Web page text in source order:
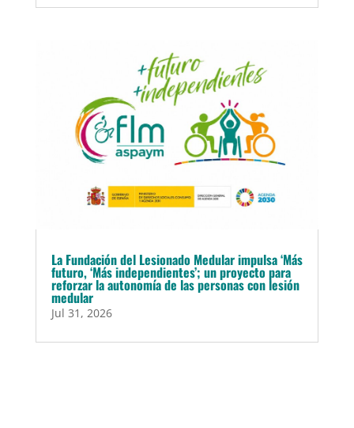
La Fundación del Lesionado Medular impulsa ‘Más
futuro, ‘Más independientes’; un proyecto para
reforzar la autonomía de las personas con lesión
medular
Jul 31, 2026